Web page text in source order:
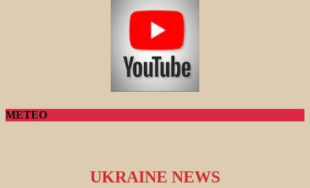
METEO
UKRAINE NEWS